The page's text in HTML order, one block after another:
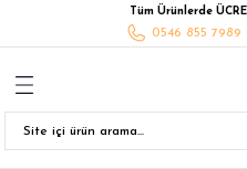
Tüm Ürünlerde
0546 855 7989
Geri Dön
Geri Dön
Takımları
Geri Dön
Geri Dön
Geri Dön
Geri Dön
Geri Dön